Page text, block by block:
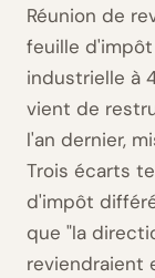
Réunion de
feuille
industrielle à
vient de
l'an dernier,
Trois écarts
d'impôt
que "la
reviendraient